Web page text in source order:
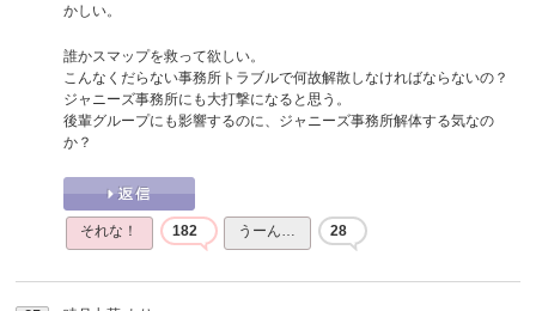
かしい。
誰かスマップを救って欲しい。
こんなくだらない事務所トラブルで何故解散しなければならないの？
ジャニーズ事務所にも大打撃になると思う。
後輩グループにも影響するのに、ジャニーズ事務所解体する気なの
か？
それな！ 182 うーん… 28